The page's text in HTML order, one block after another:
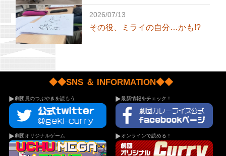
◆◆SNS ＆ INFORMATION◆◆
劇団員のつぶやきを読もう 最新情報をチェック！
劇団オリジナルゲーム オンラインで読める！